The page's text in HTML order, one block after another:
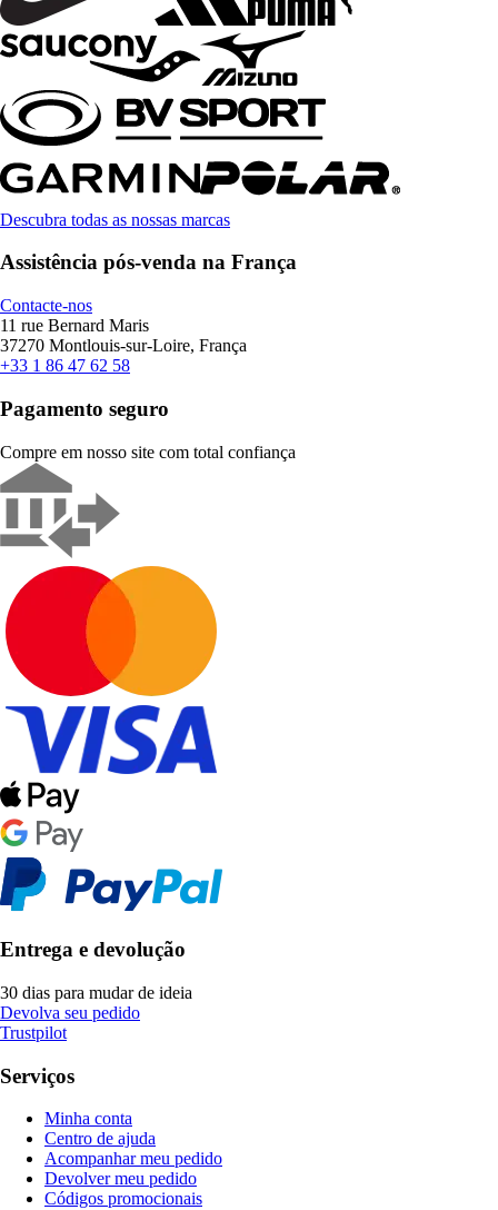
Descubra todas as nossas marcas
Assistência pós-venda na França
Contacte-nos
11 rue Bernard Maris
37270 Montlouis-sur-Loire, França
+33 1 86 47 62 58
Pagamento seguro
Compre em nosso site com total confiança
Entrega e devolução
30 dias para mudar de ideia
Devolva seu pedido
Trustpilot
Serviços
Minha conta
Centro de ajuda
Acompanhar meu pedido
Devolver meu pedido
Códigos promocionais